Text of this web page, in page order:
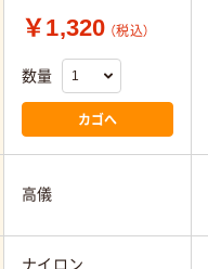
￥1,320 （税込）
数量
カゴへ
高儀
ナイロン